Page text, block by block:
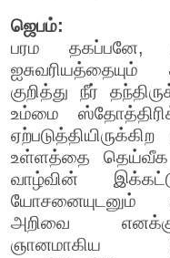
ஜெபம்:
பரம தகப்பனே,
குறித்து நீர்
உம்மை
உள்ளத்தை தெய்வீக
வாழ்வின்
அறிவை எனக்கு
ஞானமாகிய